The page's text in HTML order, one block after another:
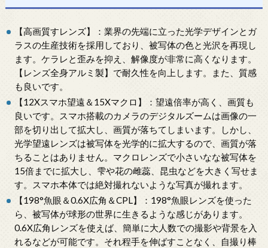
【高画質すレンズ】：業界の先端に立った光学デザインとガ
ラスの生産技術を採用しており、被写体の色と光沢を再現し
ます。ケラレと歪みを抑え、解像度が非常に高くなります。
【レンズ全身アルミ製】で耐久性を向上します。また、質感
も良いです。
【12Xスマホ望遠＆15Xマクロ】：望遠倍率が高く、画質も
良いです。スマホ搭載のカメラのデジタルズームは画像の一
部を切り出して拡大し、画質が落ちてしまいます。しかし、
光学望遠レンズは被写体を光学的に拡大するので、画質が落
ちることはありません。マクロレンズで小さいなな被写体を
15倍までに拡大し、雫や花の雌蕊、昆虫などを大きく写せま
す。スマホ本体では絶対撮れないような写真が撮れます。
【198°魚眼＆0.6X広角＆CPL】：198°魚眼レンズを使った
ら、被写体が球形の世界に生きるような感じがあります。
0.6X広角レンズを使えば、簡単に大人数での撮影や背景を入
れるなどが可能です。それ程手を伸ばすことなく、自撮り棒